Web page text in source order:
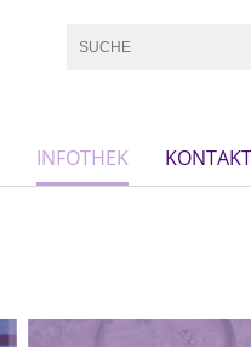
INFOTHEK KONTAKT